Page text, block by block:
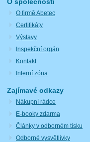
O firmě Abetec
Certifikáty
Výstavy
Inspekční orgán
Kontakt
Interní zóna
Zajímavé odkazy
Nákupní rádce
E-booky zdarma
Články v odborném tisku
Odborné vysvětlivky